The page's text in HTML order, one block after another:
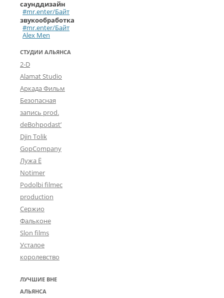
саунддизайн
#mr.enter/Байт
звукообработка
#mr.enter/Байт
Alex Men
СТУДИИ АЛЬЯНСА
2-D
Alamat Studio
Аркада Фильм
Безопасная
запись prod.
deBohpodast’
Djin Tolik
GopCompany
Лужа Ё
Notimer
Podolbi filmec
production
Сержио
Фальконе
Slon films
Усталое
королевство
ЛУЧШИЕ ВНЕ
АЛЬЯНСА